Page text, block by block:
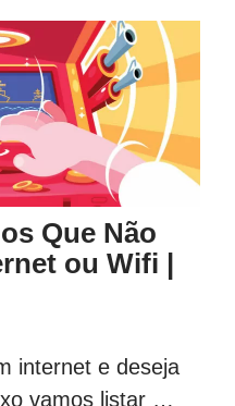
Que Não
ou Wifi |
internet e deseja
vamos listar …